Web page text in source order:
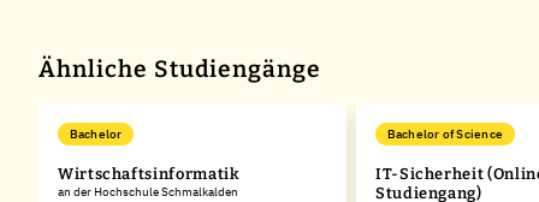
Ähnliche Studiengänge
Bachelor
Wirtschaftsinformatik
an der Hochschule Schmalkalden
Bachelor of Science
IT-Sicherheit
Studiengang)